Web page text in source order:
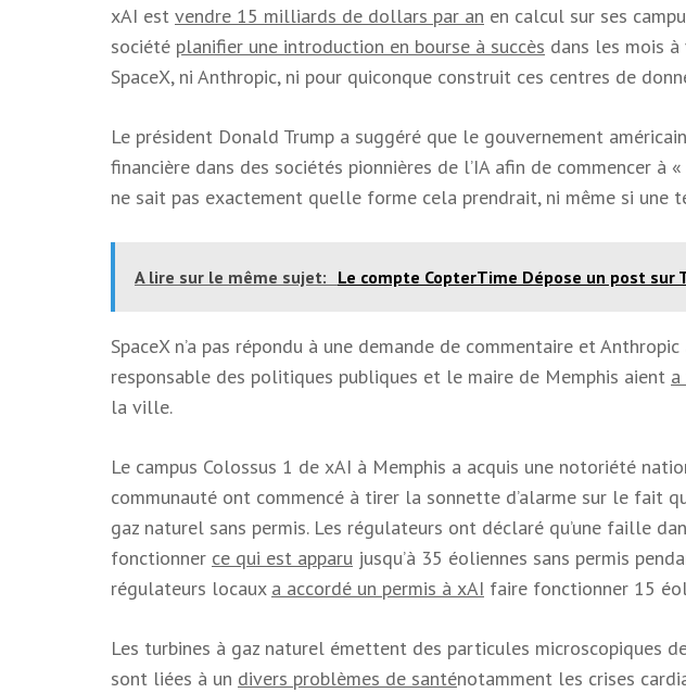
xAI est vendre 15 milliards de dollars par an en calcul sur ses
société planifier une introduction en bourse à succès dans les mois à
SpaceX, ni Anthropic, ni pour quiconque construit ces centres de
Le président Donald Trump a suggéré que le gouvernement
financière dans des sociétés pionnières de l’IA afin de commencer à
ne sait pas exactement quelle forme cela prendrait, ni même si une
A lire sur le même sujet: Le compte CopterTime Dépose un post sur
SpaceX n’a ​​pas répondu à une demande de commentaire et
responsable des politiques publiques et le maire de Memphis aient a
la ville.
Le campus Colossus 1 de xAI à Memphis a acquis une notoriété
communauté ont commencé à tirer la sonnette d’alarme sur le fait
gaz naturel sans permis. Les régulateurs ont déclaré qu’une faille
fonctionner ce qui est apparu jusqu’à 35 éoliennes sans permis
régulateurs locaux a accordé un permis à xAI faire fonctionner 15
Les turbines à gaz naturel émettent des particules microscopiques
sont liées à un divers problèmes de santénotamment les crises